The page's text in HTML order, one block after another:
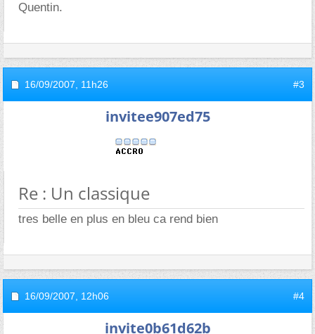
Quentin.
16/09/2007, 11h26 #3
invitee907ed75
Re : Un classique
tres belle en plus en bleu ca rend bien
16/09/2007, 12h06 #4
invite0b61d62b